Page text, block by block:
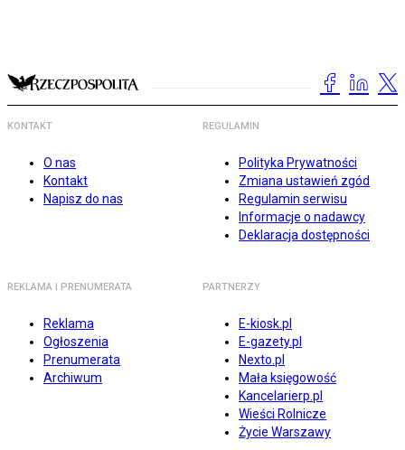
KONTAKT
O nas
Kontakt
Napisz do nas
REGULAMIN
Polityka Prywatności
Zmiana ustawień zgód
Regulamin serwisu
Informacje o nadawcy
Deklaracja dostępności
REKLAMA I PRENUMERATA
Reklama
Ogłoszenia
Prenumerata
Archiwum
PARTNERZY
E-kiosk.pl
E-gazety.pl
Nexto.pl
Mała księgowość
Kancelarierp.pl
Wieści Rolnicze
Życie Warszawy